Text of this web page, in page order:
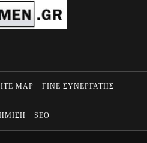
MAP ΓΙΝΕ ΣΥΝΕΡΓΑΤΗΣ
SEO